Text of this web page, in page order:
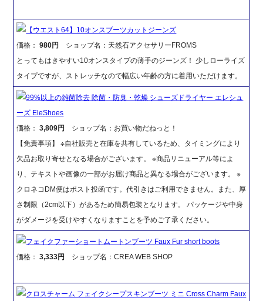
【ウエスト64】10オンスブーツカットジーンズ
価格：980円
ショップ名：天然石アクセサリーFROMS
とってもはきやすい10オンスタイプの薄手のジーンズ！ 少しローライズ
タイプですが、ストレッチなので幅広い年齢の方に着用いただけます。
99%以上の雑菌除去 除菌・防臭・乾燥 シューズドライヤー エレシュ
ーズ EleShoes
価格：3,809円
ショップ名：お買い物だねっと！
【免責事項】 ※自社販売と在庫を共有しているため、タイミングにより
欠品お取り寄せとなる場合がございます。 ※商品リニューアル等によ
り、テキストや画像の一部がお届け商品と異なる場合がございます。 ※
クロネコDM便はポスト投函です。代引きはご利用できません。また、厚
さ制限（2cm以下）があるため簡易包装となります。 パッケージや中身
がダメージを受けやすくなりますことを予めご了承ください。
フェイクファーショートムートンブーツ Faux Fur short boots
価格：3,333円 ショップ名：CREA WEB SHOP
クロスチャーム フェイクシープスキンブーツ ミニ Cross Charm Faux